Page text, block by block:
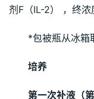
剂F（IL-2） ，终浓
*包被瓶从冰箱
培养
第一次补液（第